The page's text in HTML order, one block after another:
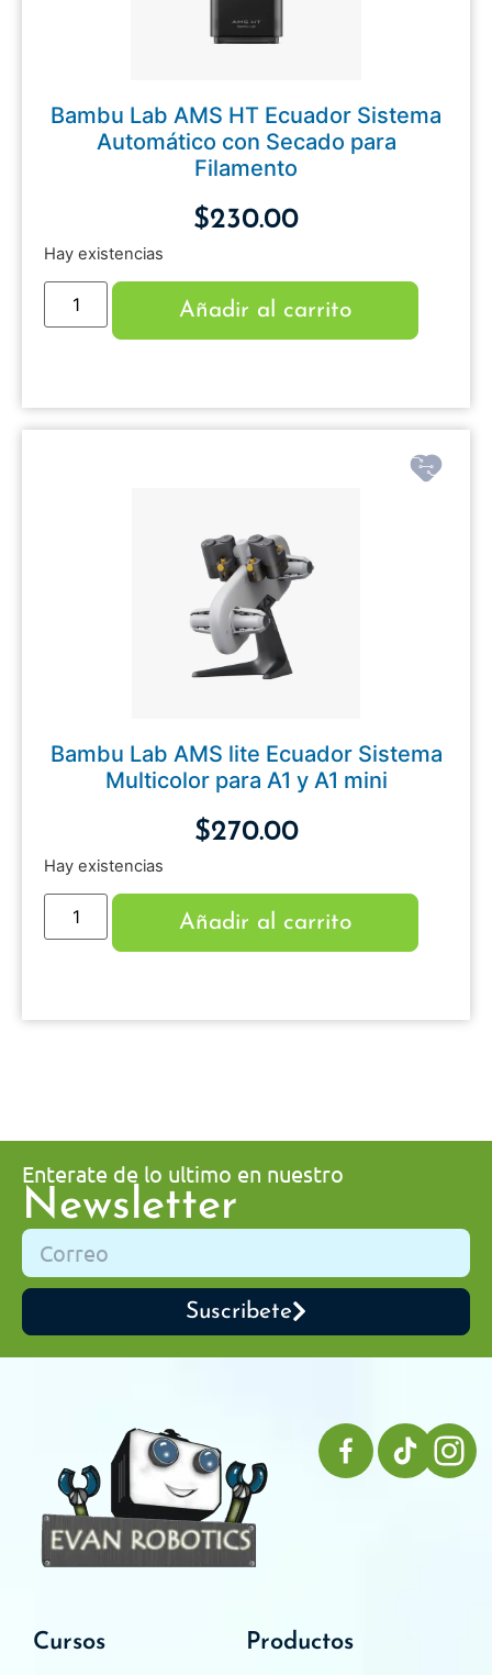
Bambu Lab AMS HT Ecuador Sistema
Automático con Secado para
Filamento
$230.00
Hay existencias
Añadir al carrito
Bambu Lab AMS lite Ecuador Sistema
Multicolor para A1 y A1 mini
$270.00
Hay existencias
Añadir al carrito
Enterate de lo ultimo en nuestro
Newsletter
Suscribete
Cursos Productos